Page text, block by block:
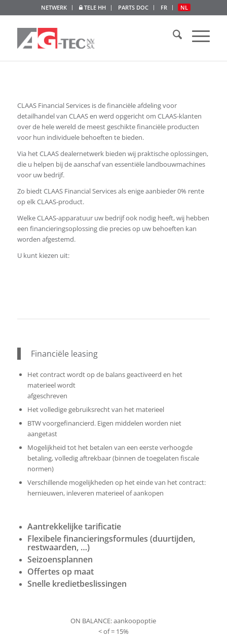
NETWERK TELE HH PARTS DOC FR NL
CLAAS Financial Services is de financiële afdeling voor
detailhandel van CLAAS en werd opgericht om CLAAS-klanten
over de hele wereld de meest geschikte financiële producten
voor hun individuele behoeften te bieden.
Via het CLAAS dealernetwerk bieden wij praktische oplossingen,
die u helpen bij de aanschaf van essentiële landbouwmachines
voor uw bedrijf.
Zo biedt CLAAS Financial Services als enige aanbieder 0% rente
op elk CLAAS-product.
Welke CLAAS-apparatuur uw bedrijf ook nodig heeft, wij hebben
een financieringsoplossing die precies op uw behoeften kan
worden afgestemd.
U kunt kiezen uit:
Financiële leasing
Het contract wordt op de balans geactiveerd en het
materieel wordt
afgeschreven
Het volledige gebruiksrecht van het materieel
BTW voorgefinancierd. Eigen middelen worden niet
aangetast
Mogelijkheid tot het betalen van een eerste verhoogde
betaling, volledig aftrekbaar (binnen de toegelaten fiscale
normen)
Verschillende mogelijkheden op het einde van het contract:
hernieuwen, inleveren materieel of aankopen
Aantrekkelijke tarificatie
Flexibele financieringsformules (duurtijden,
restwaarden, …)
Seizoensplannen
Offertes op maat
Snelle kredietbeslissingen
ON BALANCE: aankoopoptie
< of = 15%